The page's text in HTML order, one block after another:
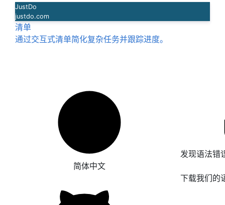
JustDo
justdo.com
清单
通过交互式清单简化复杂任务并跟踪进度。
简体中文
发现语法错
下载我们的